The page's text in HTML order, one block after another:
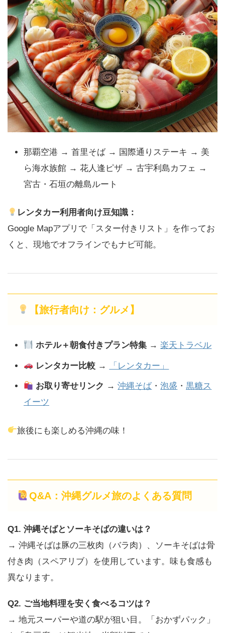
那覇空港 → 首里そば → 国際通りステーキ → 美
ら海水族館 → 花人逢ピザ → 古宇利島カフェ →
宮古・石垣の離島ルート
レンタカー利用者向け豆知識：
Google Mapアプリで「スター付きリスト」を作ってお
くと、現地でオフラインでもナビ可能。
【旅行者向け：グルメ】
ホテル＋朝食付きプラン特集 → 楽天トラベル
レンタカー比較 → 「レンタカー」
お取り寄せリンク →沖縄そば・泡盛 ・黒糖ス
イーツ
旅後にも楽しめる沖縄の味！
Q&A：沖縄グルメ旅のよくある質問
Q1. 沖縄そばとソーキそばの違いは？
→ 沖縄そばは豚の三枚肉（バラ肉）、ソーキそばは骨
付き肉（スペアリブ）を使用しています。味も食感も
異なります。
Q2. ご当地料理を安く食べるコツは？
→ 地元スーパーや道の駅が狙い目。「おかずパック」